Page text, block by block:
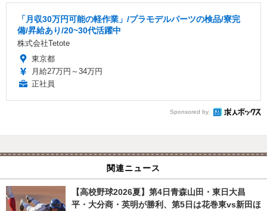
「月収30万円可能の軽作業」/プラモデルパーツの検品/寮完
備/昇給あり/20~30代活躍中
株式会社Tetote
東京都
月給27万円～34万円
正社員
Sponsored by
関連ニュース
【高校野球2026夏】第4日青森山田・東日大昌
平・大分商・英明が勝利、第5日は花巻東vs新田ほ